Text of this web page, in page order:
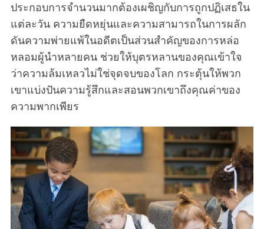
ประกอบการจำนวนมากต้องเผชิญกับการถูกปฏิเสธใน
แต่ละวัน ความยืดหยุ่นและความสามารถในการผลัก
ดันความพ่ายแพ้ในอดีตเป็นส่วนสำคัญของการหล่อ
หลอมผู้นำหลายคน ช่วยให้บุตรหลานของคุณเข้าใจ
ว่าความล้มเหลวไม่ใช่จุดจบของโลก กระตุ้นให้พวก
เขาแบ่งปันความรู้สึกและสอนพวกเขาถึงคุณค่าของ
ความพากเพียร